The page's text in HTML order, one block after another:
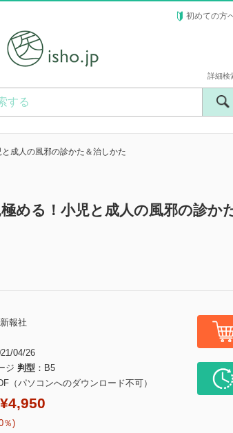
初めての方
詳細検
成人の風邪の診かた＆治しかた
める！小児と成人の風邪の診か
報社
04/26
ジ 判型
B5
（パソコンへのダウンロード不可）
¥4,950
％)